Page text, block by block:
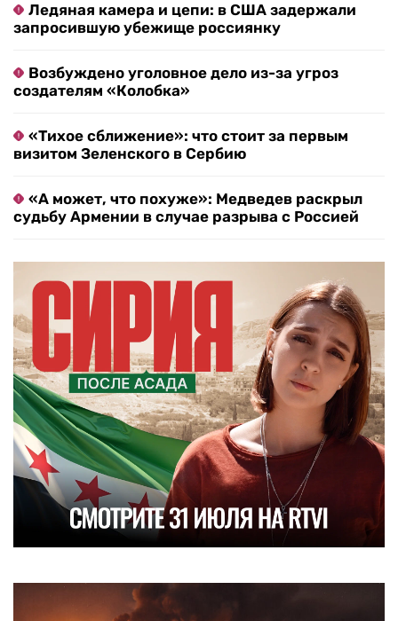
Ледяная камера и цепи: в США задержали
запросившую убежище россиянку
Возбуждено уголовное дело из-за угроз
создателям «Колобка»
«Тихое сближение»: что стоит за первым
визитом Зеленского в Сербию
«А может, что похуже»: Медведев раскрыл
судьбу Армении в случае разрыва с Россией